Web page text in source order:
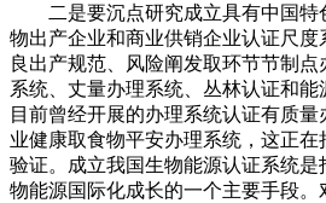
二是要沉点研究成立具有中国特
物出产企业和商业供销企业认证尺
良出产规范、风险阐发取环节节制
系统、丈量办理系统、丛林认证和能
目前曾经开展的办理系统认证有质
业健康取食物平安办理系统，这正
验证。成立我国生物能源认证系统
物能源国际化成长的一个主要手段